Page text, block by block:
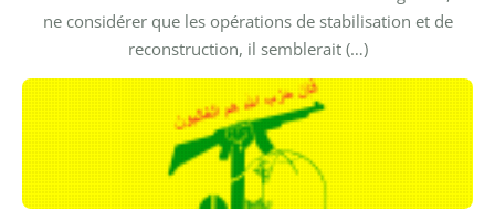
ne considérer que les opérations de stabilisation et de
reconstruction, il semblerait (…)